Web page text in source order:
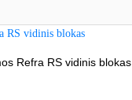
Refra RS vidinis blokas